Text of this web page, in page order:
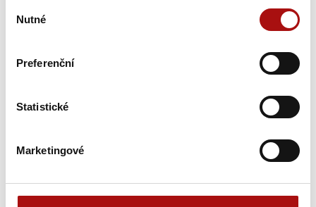
souhlasu
Nutné
Preferenční
Statistické
Marketingové
Šampionem Národní soutěže vín v Čechách
se stal Ryzlink rýnský z Mělníka
vín z vinařské oblasti Čechy. Titul Šampiona a zároveň…
NVC